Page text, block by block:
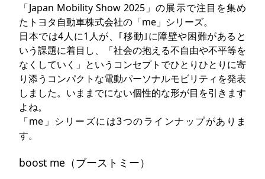
「Japan Mobility Show 2025」の展示で注目を集め
たトヨタ自動車株式会社の「me」シリーズ。
日本では4人に1人が、｢移動｣に障壁や困難があると
いう課題に着目し、「社会の抱える不自由や不平等を
なくしていく」というコンセプトでひとりひとりに寄
り添うコンパクトな電動パーソナルモビリティを発表
しました。いままでにない個性的な形が目を引きます
よね。
「me」シリーズには3つのラインナップがありま
す。
boost me（ブーストミー）